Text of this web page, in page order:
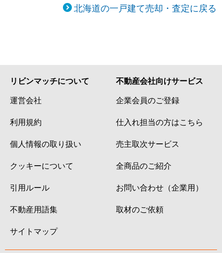
北海道の一戸建て売却・査定に戻る
リビンマッチについて
運営会社
利用規約
個人情報の取り扱い
クッキーについて
引用ルール
不動産用語集
サイトマップ
不動産会社向けサービス
企業会員のご登録
仕入れ担当の方はこちら
売主取次サービス
全商品のご紹介
お問い合わせ（企業用）
取材のご依頼